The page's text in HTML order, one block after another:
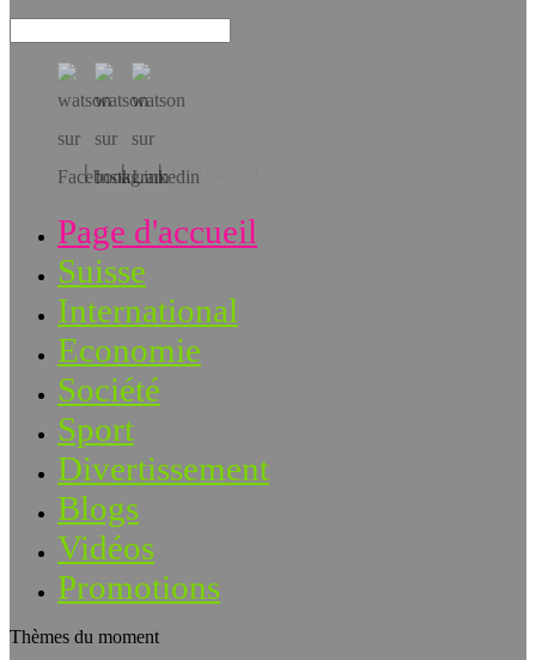
Téléchargez l’app!
Page d'accueil
Suisse
International
Economie
Société
Sport
Divertissement
Blogs
Vidéos
Promotions
Thèmes du moment